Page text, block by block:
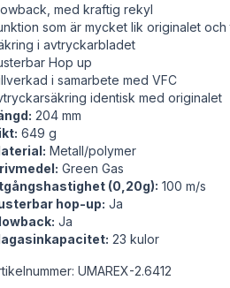
med kraftig rekyl
som är mycket lik originalet och
i avtryckarbladet
Hop up
i samarbete med VFC
identisk med originalet
204 mm
649 g
Metall/polymer
Green Gas
(0,20g): 100 m/s
hop-up: Ja
Ja
23 kulor
UMAREX-2.6412